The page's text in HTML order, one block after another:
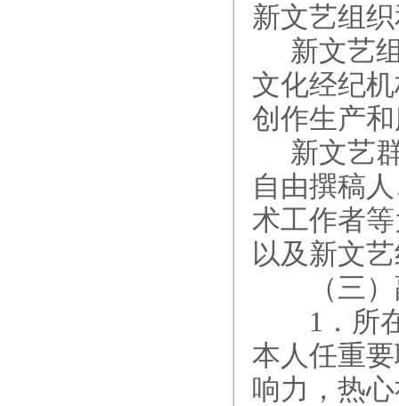
新文艺组
新文艺
文化经纪
创作生产
新文艺
自由撰稿
术工作者
以及新文
（三）
1．所在
本人任重
响力，热